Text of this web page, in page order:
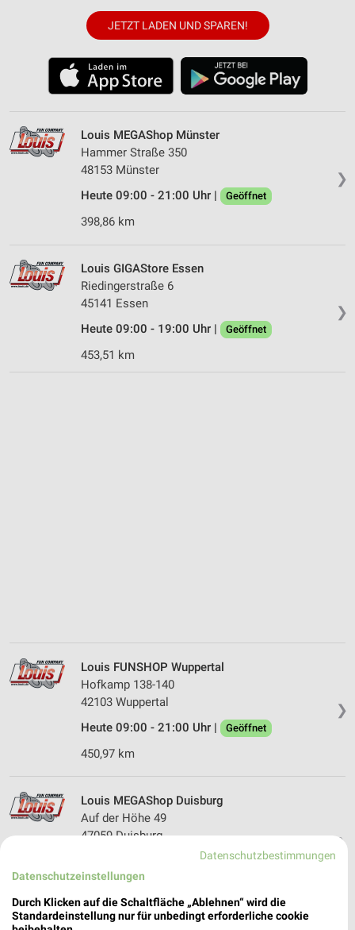
JETZT LADEN UND SPAREN!
❯
Louis MEGAShop Münster
Hammer Straße 350
48153 Münster
Heute 09:00 - 21:00 Uhr |
Geöffnet
398,86 km
❯
Louis GIGAStore Essen
Riedingerstraße 6
45141 Essen
Heute 09:00 - 19:00 Uhr |
Geöffnet
453,51 km
❯
Louis FUNSHOP Wuppertal
Hofkamp 138-140
42103 Wuppertal
Heute 09:00 - 21:00 Uhr |
Geöffnet
450,97 km
❯
Louis MEGAShop Duisburg
Auf der Höhe 49
47059 Duisburg
Heute 09:00 - 21:00 Uhr | Geöffnet
470,52 km
Datenschutzbestimmungen
Datenschutzeinstellungen
Durch Klicken auf die Schaltfläche „Ablehnen“ wird die
Standardeinstellung nur für unbedingt erforderliche cookie